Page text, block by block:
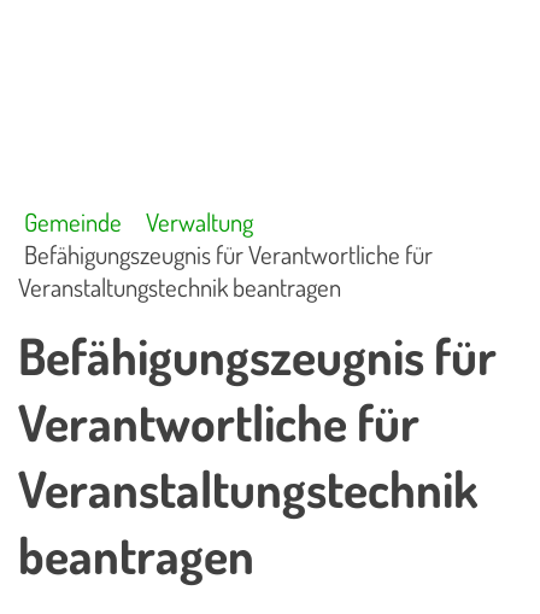
Gemeinde
Verwaltung
Befähigungszeugnis für Verantwortliche für
Veranstaltungstechnik beantragen
Befähigungszeugnis für
Verantwortliche für
Veranstaltungstechnik
beantragen